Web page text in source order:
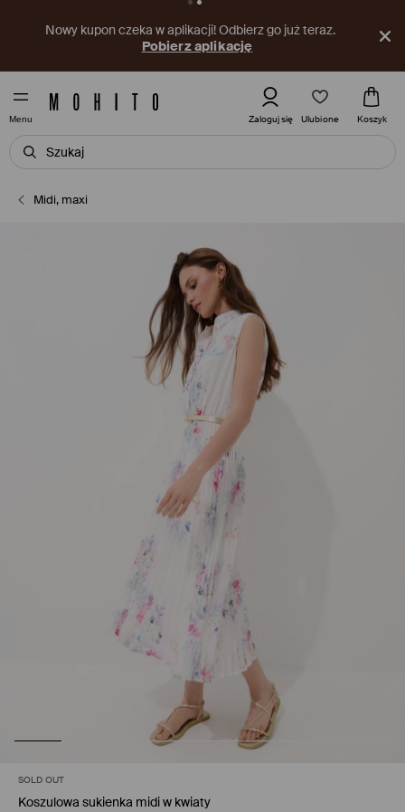
Nowy kupon czeka w aplikacji! Odbierz go już teraz.
Pobierz aplikację
Menu Zaloguj się Ulubione Koszyk
Midi, maxi
SOLD OUT
Koszulowa sukienka midi w kwiaty